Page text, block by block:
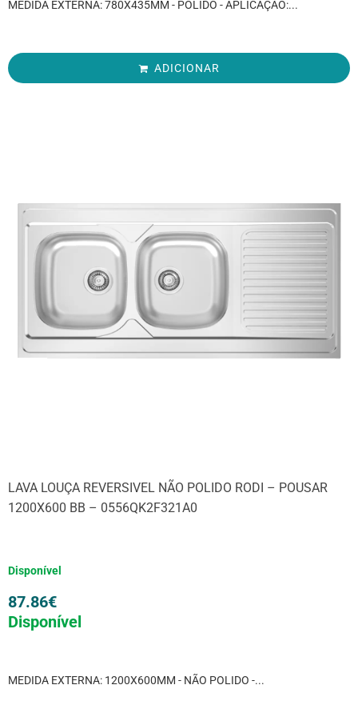
MEDIDA EXTERNA: 780X435MM - POLIDO - APLICAÇÃO:...
ADICIONAR
LAVA LOUÇA REVERSIVEL NÃO POLIDO RODI – POUSAR
1200X600 BB – 0556QK2F321A0
Disponível
87.86€
Disponível
MEDIDA EXTERNA: 1200X600MM - NÃO POLIDO -...